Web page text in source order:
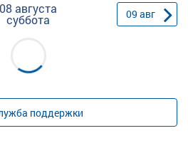
08 августа
суббота 09 авг
поддержки